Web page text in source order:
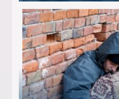
entführten seine Hündin